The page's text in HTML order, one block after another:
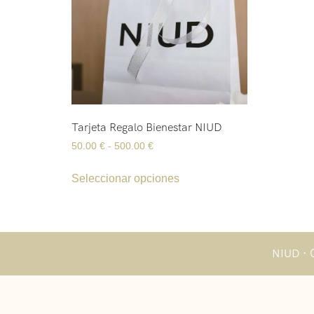
Tarjeta Regalo Bienestar NIUD
50.00 € - 500.00 €
Seleccionar opciones
NIUD ·